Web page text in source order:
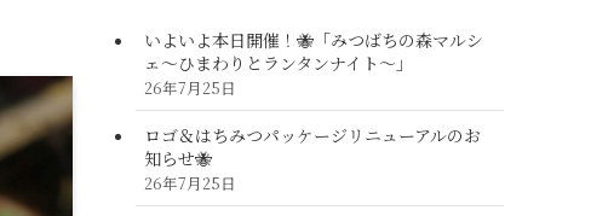
いよいよ本日開催！🐝「みつばちの森マルシ
ェ〜ひまわりとランタンナイト〜」
26年7月25日
ロゴ＆はちみつパッケージリニューアルのお
知らせ🐝
26年7月25日